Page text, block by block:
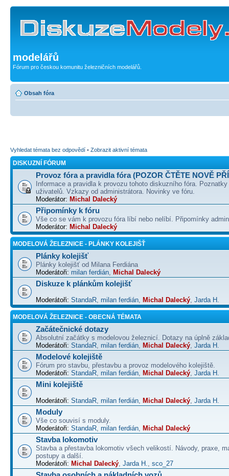
modelářů
Fórum pro českou komunitu železničních modelářů.
Obsah fóra
Vyhledat témata bez odpovědí • Zobrazit aktivní témata
DISKUZNÍ FÓRUM
Provoz fóra a pravidla fóra (POZOR ČTĚTE NOVĚ
Informace a pravidla k provozu tohoto diskuzního fóra.
uživatelů. Vzkazy od administrátora. Novinky ve fóru.
Moderátor: Michal Dalecký
Připomínky k fóru
Vše co se vám k provozu fóra líbí nebo nelíbí. Připomínky
Moderátor: Michal Dalecký
MODELOVÁ ŽELEZNICE - PLÁNKY KOLEJIŠŤ
Plánky kolejišť
Plánky kolejišť od Milana Ferdiána
Moderátoři: milan ferdián, Michal Dalecký
Diskuze k plánkům kolejišť
Moderátoři: StandaR, milan ferdián, Michal Dalecký, Jarda H.
MODELOVÁ ŽELEZNICE - OBECNÁ TÉMATA
Začátečnické dotazy
Absolutní začátky s modelovou železnicí. Dotazy na úplně
Moderátoři: StandaR, milan ferdián, Michal Dalecký, Jarda H.
Modelové kolejiště
Fórum pro stavbu, přestavbu a provoz modelového kolejiště.
Moderátoři: StandaR, milan ferdián, Michal Dalecký, Jarda H.
Mini kolejiště
Moderátoři: StandaR, milan ferdián, Michal Dalecký, Jarda H.
Moduly
Vše co souvisí s moduly.
Moderátoři: StandaR, milan ferdián, Michal Dalecký
Stavba lokomotiv
Stavba a přestavba lokomotiv všech velikostí. Návody, praxe,
postupy a další.
Moderátoři: Michal Dalecký, Jarda H., sco_27